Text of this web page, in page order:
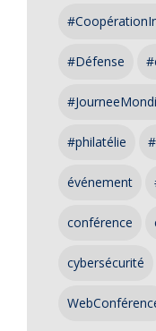
#Défense
#philatélie
événement
conférence
cybersécurité